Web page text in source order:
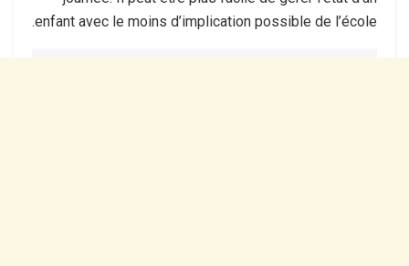
enfant avec le moins d’implication possible de l’école.